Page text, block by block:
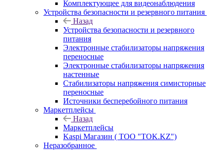
Комплектующее для видеонаблюдения
Устройства безопасности и резервного питания
Назад
Устройства безопасности и резервного
питания
Электронные стабилизаторы напряжения
переносные
Электронные стабилизаторы напряжения
настенные
Стабилизаторы напряжения симисторные
переносные
Источники бесперебойного питания
Маркетплейсы
Назад
Маркетплейсы
Kaspi Магазин ( ТОО "TOK.KZ")
Неразобранное